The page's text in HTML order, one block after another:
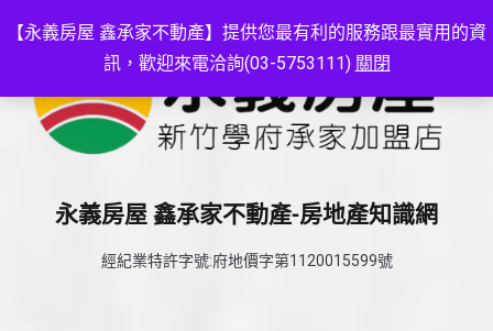
【永義房屋 鑫承家不動產】提供您最有利的服務跟最實用的資
訊，歡迎來電洽詢(03-5753111) 關閉
永義房屋 鑫承家不動產-房地產知識網
經紀業特許字號:府地價字第1120015599號